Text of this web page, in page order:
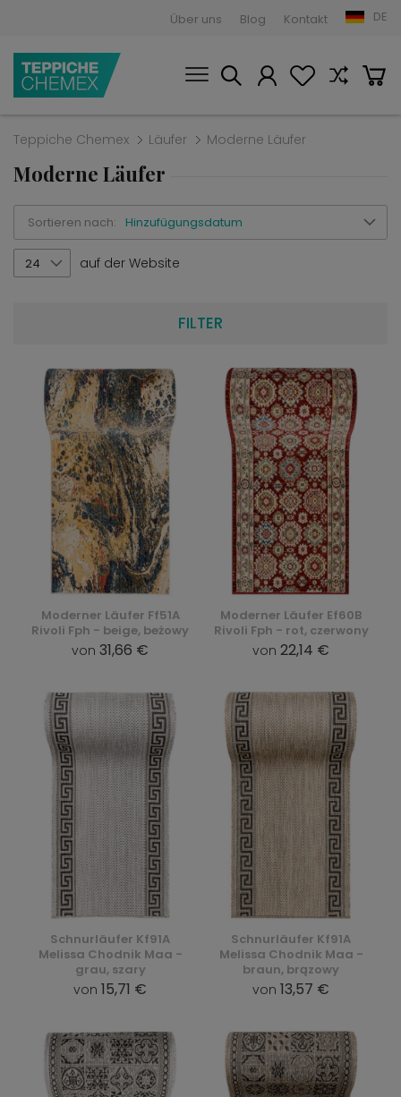
Über uns Blog Kontakt DE
Teppiche Chemex Läufer Moderne Läufer
Moderne Läufer
Sortieren nach: Hinzufügungsdatum
24 auf der Website
FILTER
Moderner Läufer Ff51A
Rivoli Fph - beige, beżowy
von 31,66 €
Moderner Läufer Ef60B
Rivoli Fph - rot, czerwony
von 22,14 €
Schnurläufer Kf91A
Melissa Chodnik Maa -
grau, szary
von 15,71 €
Schnurläufer Kf91A
Melissa Chodnik Maa -
braun, brązowy
von 13,57 €